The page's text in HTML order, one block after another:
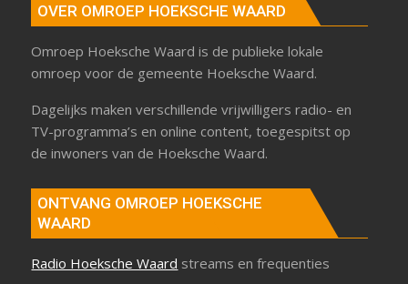
OVER OMROEP HOEKSCHE WAARD
Omroep Hoeksche Waard is de publieke lokale
omroep voor de gemeente Hoeksche Waard.
Dagelijks maken verschillende vrijwilligers radio- en
TV-programma’s en online content, toegespitst op
de inwoners van de Hoeksche Waard.
ONTVANG OMROEP HOEKSCHE
WAARD
Radio Hoeksche Waard streams en frequenties